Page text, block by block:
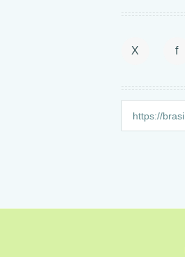
X f